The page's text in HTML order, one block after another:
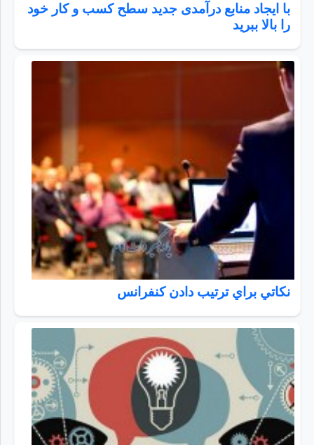
با ایجاد منابع درآمدی جدید سطح کسب و کار خود
را بالا ببرید
نكاتي براي ترتيب دادن كنفرانس